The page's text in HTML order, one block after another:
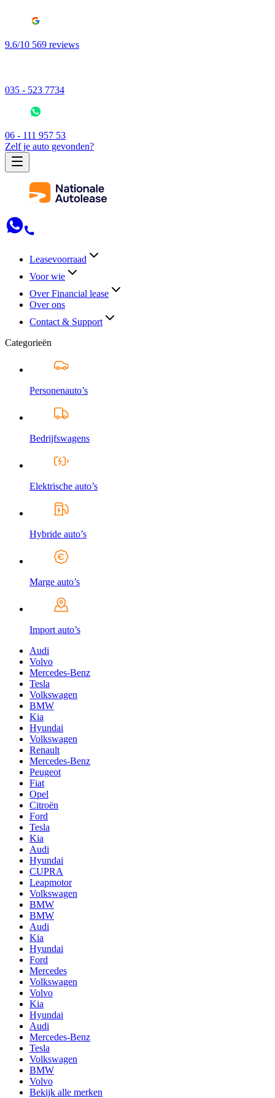
9.6/10 569 reviews
035 - 523 7734
06 - 111 957 53
Zelf je auto gevonden?
Leasevoorraad
Voor wie
Over Financial lease
Over ons
Contact & Support
Categorieën
Personenauto’s
Bedrijfswagens
Elektrische auto’s
Hybride auto’s
Marge auto’s
Import auto’s
Audi
Volvo
Mercedes-Benz
Tesla
Volkswagen
BMW
Kia
Hyundai
Volkswagen
Renault
Mercedes-Benz
Peugeot
Fiat
Opel
Citroën
Ford
Tesla
Kia
Audi
Hyundai
CUPRA
Leapmotor
Volkswagen
BMW
BMW
Audi
Kia
Hyundai
Ford
Mercedes
Volkswagen
Volvo
Kia
Hyundai
Audi
Mercedes-Benz
Tesla
Volkswagen
BMW
Volvo
Bekijk alle merken